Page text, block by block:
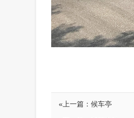
«上一篇： 候车亭